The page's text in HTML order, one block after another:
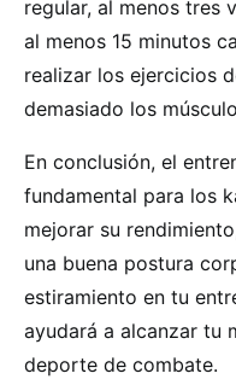
regular, al menos tres
al menos 15 minutos
realizar los ejercicios
demasiado los
En conclusión, el
fundamental para los
mejorar su
una buena postura
estiramiento en tu
ayudará a alcanzar tu
deporte de combate.